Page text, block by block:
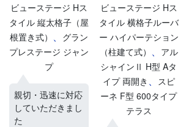
ビューステージ Hス
タイル 縦太格子（屋
根置き式） 、
グラン
プレステージ ジャン
プ
親切・迅速に対応
していただきまし
た
ビューステージ Hス
タイル 横格子ルーバ
ー ハイパーテション
（柱建て式） 、
アル
シャインⅡ H型 Aタ
イプ 両開き 、
スピ
ーネ F型 600タイプ
テラス